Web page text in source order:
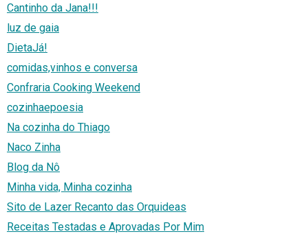
Cantinho da Jana!!!
luz de gaia
DietaJá!
comidas,vinhos e conversa
Confraria Cooking Weekend
cozinhaepoesia
Na cozinha do Thiago
Naco Zinha
Blog da Nô
Minha vida, Minha cozinha
Sito de Lazer Recanto das Orquideas
Receitas Testadas e Aprovadas Por Mim